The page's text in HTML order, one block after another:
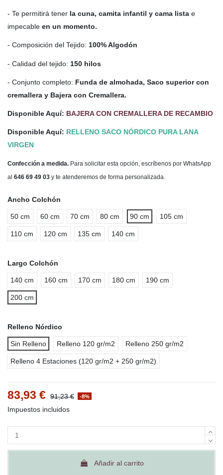
- Te permitirá tener la cuna, camita infantil y cama lista e
impecable en un momento.
- Composición del Tejido: 100% Algodón
- Calidad del tejido: 150 hilos
- Conjunto completo: Funda de almohada, Saco superior con
cremallera y Bajera con Cremallera.
Disponible Aquí: BAJERA CON CREMALLERA DE RECAMBIO
Disponible Aquí: RELLENO SACO NÓRDICO PURA LANA
VIRGEN
Confección a medida. Para solicitar esta opción, escríbenos por WhatsApp
al 646 69 49 03 y te atenderemos de forma personalizada.
Ancho Colchón
50 cm 60 cm 70 cm 80 cm 90 cm 105 cm
110 cm 120 cm 135 cm 140 cm
Largo Colchón
140 cm 160 cm 170 cm 180 cm 190 cm
200 cm
Relleno Nórdico
Sin Relleno Relleno 120 gr/m2 Relleno 250 gr/m2
Relleno 4 Estaciones (120 gr/m2 + 250 gr/m2)
83,93 € 91,23 € -8%
Impuestos incluidos
Añadir al carrito